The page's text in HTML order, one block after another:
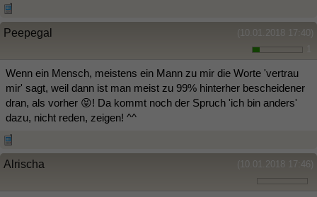
(10.01.2018 17:40)
Peepegal
Wenn ein Mensch, meistens ein Mann zu mir die Worte 'vertrau
mir' sagt, weil dann ist man meist zu 99% hinterher bescheidener
dran, als vorher 😝! Da kommt noch der Spruch 'ich bin anders'
dazu, nicht reden, zeigen! ^^
(10.01.2018 17:46)
Alrischa